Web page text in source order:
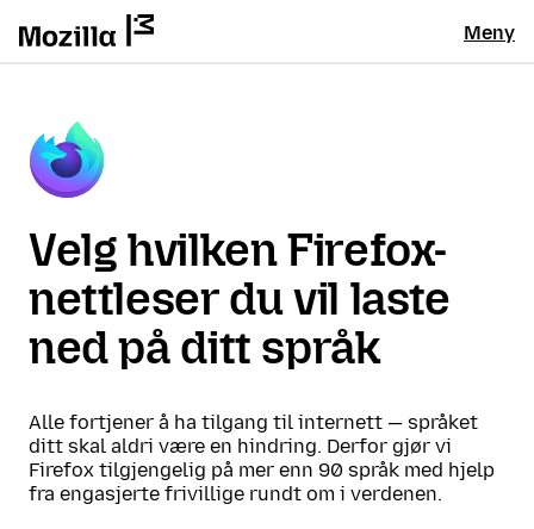
Meny
Velg hvilken Firefox-
nettleser du vil laste
ned på ditt språk
Alle fortjener å ha tilgang til internett — språket
ditt skal aldri være en hindring. Derfor gjør vi
Firefox tilgjengelig på mer enn 90 språk med hjelp
fra engasjerte frivillige rundt om i verdenen.